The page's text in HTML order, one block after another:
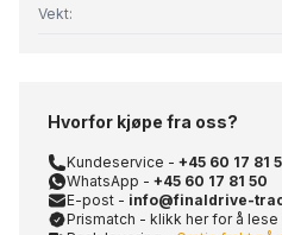
Vekt:
Hvorfor kjøpe fra oss?
Kundeservice - +45 60 17 81
WhatsApp - +45 60 17 81 50
E-post - info@finaldrive-
Prismatch - klikk her for å lese